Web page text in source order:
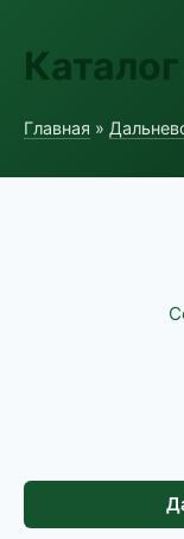
Главная »